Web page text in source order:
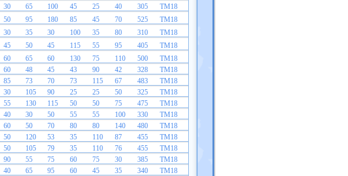
30 65 100 45 25 40 305
TM18
50 95 180 85 45 70 525
TM18
30 35 30 100 35 80 310
TM18
45 50 45 115 55 95 405
TM18
60 65 60 130 75 110 500
TM18
60 48 45 43 90 42 328
TM18
85 73 70 73 115 67 483
TM18
30 105 90 25 25 50 325
TM18
55 130 115 50 50 75 475
TM18
40 30 50 55 55 100 330
TM18
60 50 70 80 80 140 480
TM18
50 120 53 35 110 87 455
TM18
50 105 79 35 110 76 455
TM18
90 55 75 60 75 30 385
TM18
40 65 95 60 45 35 340
TM18